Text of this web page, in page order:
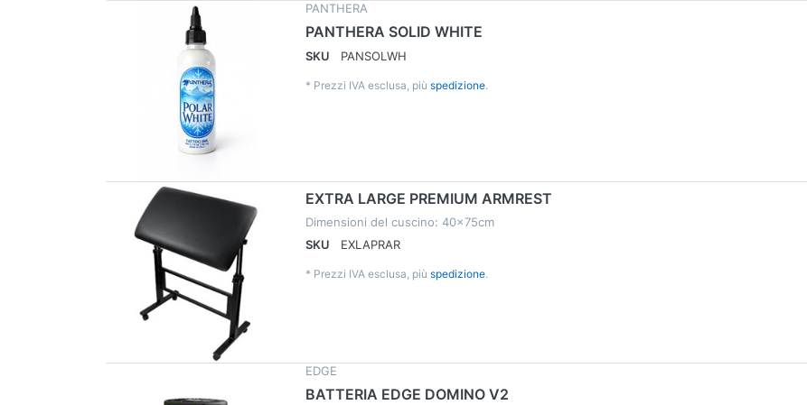
PANTHERA
PANTHERA SOLID WHITE
SKU PANSOLWH
* Prezzi IVA esclusa, più spedizione.
EXTRA LARGE PREMIUM ARMREST
Dimensioni del cuscino: 40x75cm
SKU
EXLAPRAR
* Prezzi IVA esclusa, più spedizione.
EDGE
BATTERIA EDGE DOMINO V2